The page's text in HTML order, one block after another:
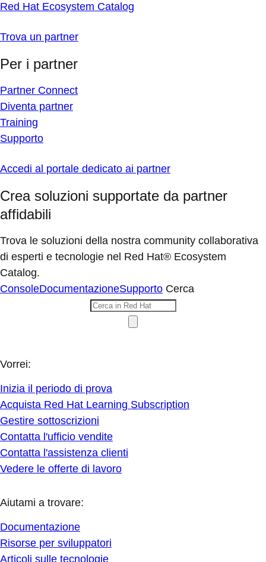
Red Hat Ecosystem Catalog
Trova un partner
Per i partner
Partner Connect
Diventa partner
Training
Supporto
Accedi al portale dedicato ai partner
Crea soluzioni supportate da partner
affidabili
Trova le soluzioni della nostra community collaborativa
di esperti e tecnologie nel Red Hat® Ecosystem
Catalog.
ConsoleDocumentazioneSupporto Cerca
Vorrei:
Inizia il periodo di prova
Acquista Red Hat Learning Subscription
Gestire sottoscrizioni
Contatta l'ufficio vendite
Contatta l'assistenza clienti
Vedere le offerte di lavoro
Aiutami a trovare:
Documentazione
Risorse per sviluppatori
Articoli sulle tecnologie